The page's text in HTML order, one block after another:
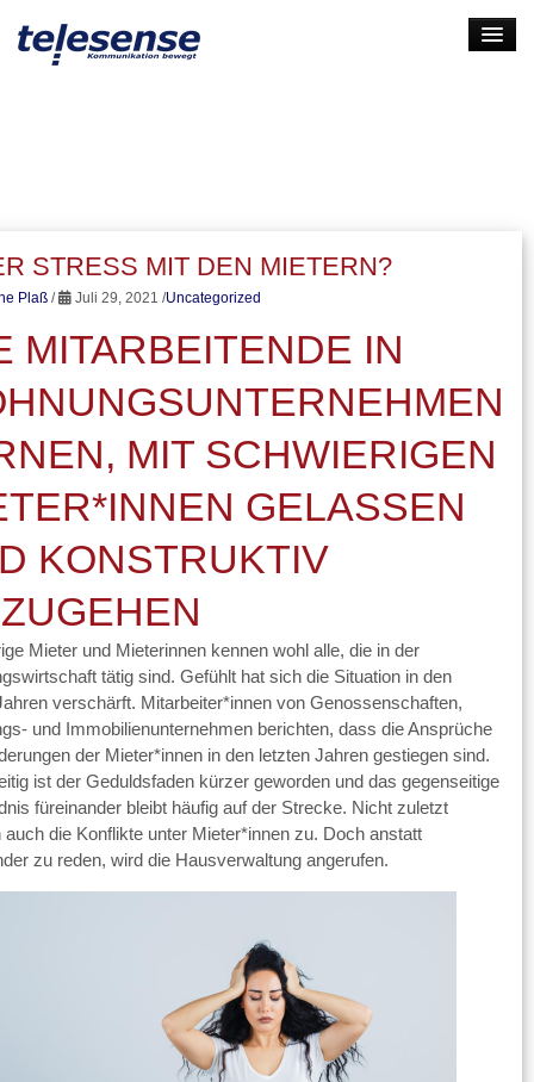
KONTAKT
STRESS MIT DEN MIETERN?
Plaß / Juli 29, 2021 /Uncategorized
MITARBEITENDE IN
MIT SCHWIERIGEN
GELASSEN
KONSTRUKTIV
Mieter und Mieterinnen kennen wohl alle, die in der
tätig sind. Gefühlt hat sich die Situation in den
verschärft. Mitarbeiter*innen von Genossenschaften,
und Immobilienunternehmen berichten, dass die Ansprüche
der Mieter*innen in den letzten Jahren gestiegen sind.
ist der Geduldsfaden kürzer geworden und das gegenseitige
füreinander bleibt häufig auf der Strecke. Nicht zuletzt
auch die Konflikte unter Mieter*innen zu. Doch anstatt
zu reden, wird die Hausverwaltung angerufen.